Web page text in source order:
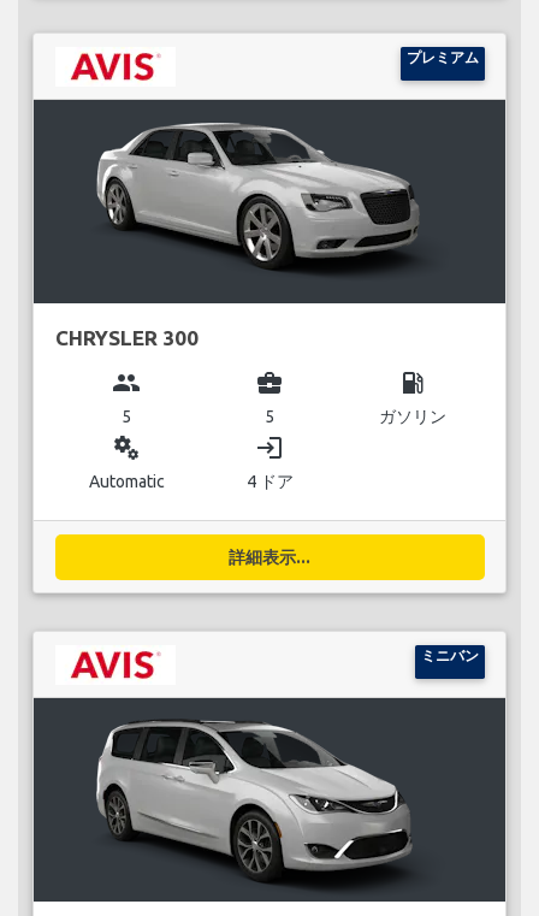
プレミアム
CHRYSLER 300
group
5
business_center
5
local_gas_station
ガソリン
miscellaneous_services
Automatic
login
4 ドア
詳細表示...
ミニバン